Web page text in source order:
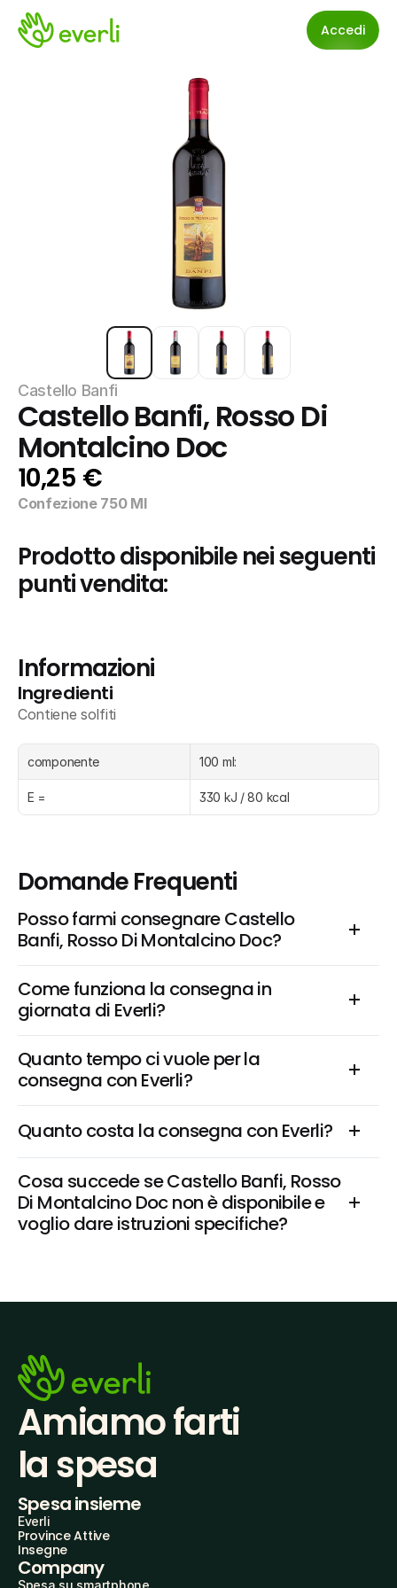
Accedi
Castello Banfi
Castello Banfi, Rosso Di
Montalcino Doc
10,25 €
Confezione 750 Ml
Prodotto disponibile nei seguenti
punti vendita:
Informazioni
Ingredienti
Contiene solfiti
componente 100 ml:
E = 330 kJ / 80 kcal
Domande Frequenti
Posso farmi consegnare Castello
Banfi, Rosso Di Montalcino Doc?
Come funziona la consegna in
giornata di Everli?
Quanto tempo ci vuole per la
consegna con Everli?
Quanto costa la consegna con Everli?
Cosa succede se Castello Banfi, Rosso
Di Montalcino Doc non è disponibile e
voglio dare istruzioni specifiche?
Amiamo farti
la spesa
Spesa insieme
Everli
Province Attive
Insegne
Company